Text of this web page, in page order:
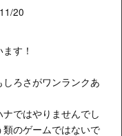
20
す！
ろさがワンランクあ
ではやりませんでし
のゲームではないで